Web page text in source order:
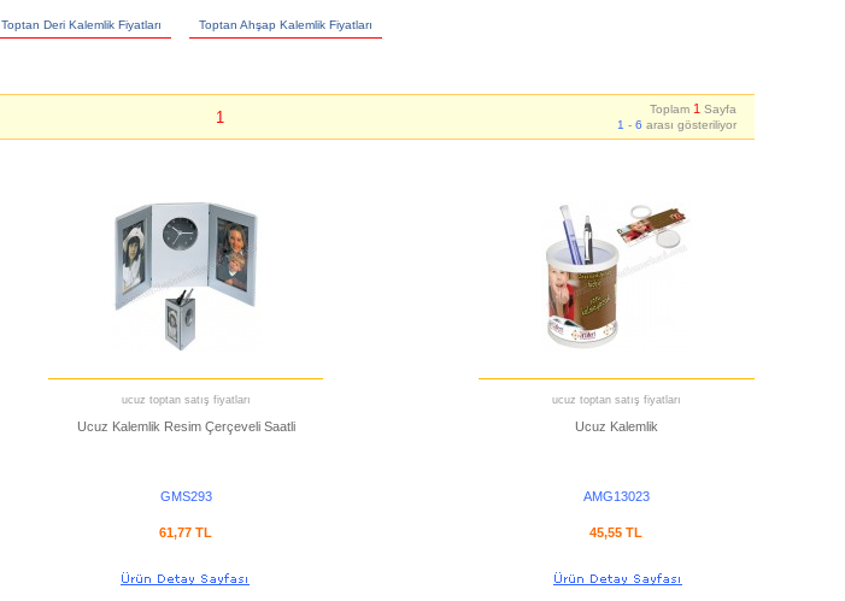
Toptan Deri Kalemlik Fiyatları Toptan Ahşap Kalemlik Fiyatları
1 Toplam 1 Sayfa
1 - 6 arası gösteriliyor
ucuz toptan satış fiyatları
Ucuz Kalemlik Resim Çerçeveli Saatli
GMS293
61,77 TL
ucuz toptan satış fiyatları
Ucuz Kalemlik
AMG13023
45,55 TL